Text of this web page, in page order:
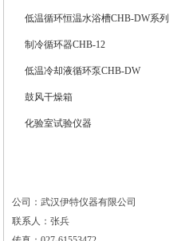
低温循环恒温水浴槽CHB-DW系列
制冷循环器CHB-12
低温冷却液循环泵CHB-DW
鼓风干燥箱
化验室试验仪器
公司：武汉伊特仪器有限公司
联系人：张兵